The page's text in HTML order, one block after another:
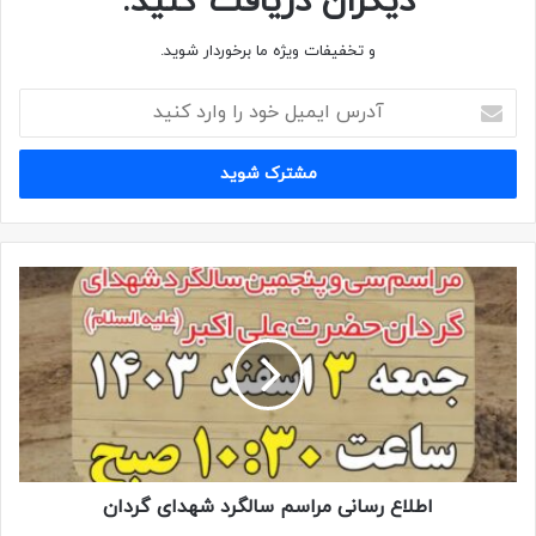
وزوایی، در کنار تیپ ۲۷ حضرت محمد رسول الله، صلی الله علیه و
آله و سلم، تشکیل شود، لکن بعد از عملیات رمضان، کارهای
مقدماتی آن، شروع شد.
از شهریور ۱۳۶۱، تیپ جدید التاسیس ۱۰ سیدالشهداء ع با
فرماندهی سردار شهید، حاج علی (علیرضا) موحد دانش، با حضور
اعزامی از نیروهای مردمی بسیج، پایگاه های نواحی شمالی
(تجریش، چیزر و …) و غربی (مقداد) سپاه شهر تهران، تشکیل شد.
برای تقسیم نیروهای استان تهران آن زمان، مقرر شد که نیروهای
اعزامی از ادارات و اصناف تهران و نیروهای اعزامی از شهرهای
غربی تهران، مثل کرج، هشتگرد، شهریار، نظرآباد، طالقان و … به
تیپ ۱۰، اعزام شوند.
حضور در گردان
و تخفیفات ویژه ما برخوردار شوید.
اطلاع رسانی مراسم سالگرد شهدای گردان